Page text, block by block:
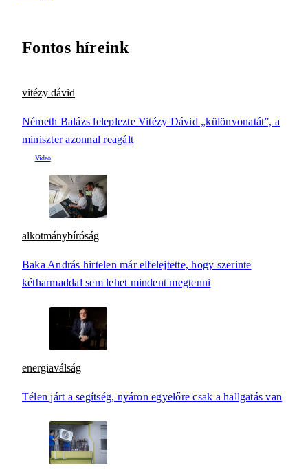
Fontos híreink
vitézy dávid
Németh Balázs leleplezte Vitézy Dávid „különvonatát”, a
miniszter azonnal reagált
alkotmánybíróság
Baka András hirtelen már elfelejtette, hogy szerinte
kétharmaddal sem lehet mindent megtenni
energiaválság
Télen járt a segítség, nyáron egyelőre csak a hallgatás van